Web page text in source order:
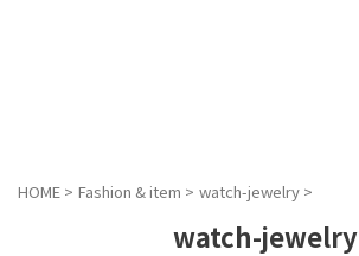
HOME > Fashion & item > watch-jewelry >
watch-jewelry